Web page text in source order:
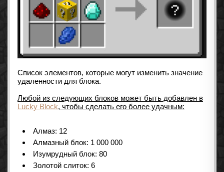
Список элементов, которые могут изменить значение
удаленности для блока.
Любой из следующих блоков может быть добавлен в
Lucky Block, чтобы сделать его более удачным:
Алмаз: 12
Алмазный блок: 1 000 000
Изумрудный блок: 80
Золотой слиток: 6